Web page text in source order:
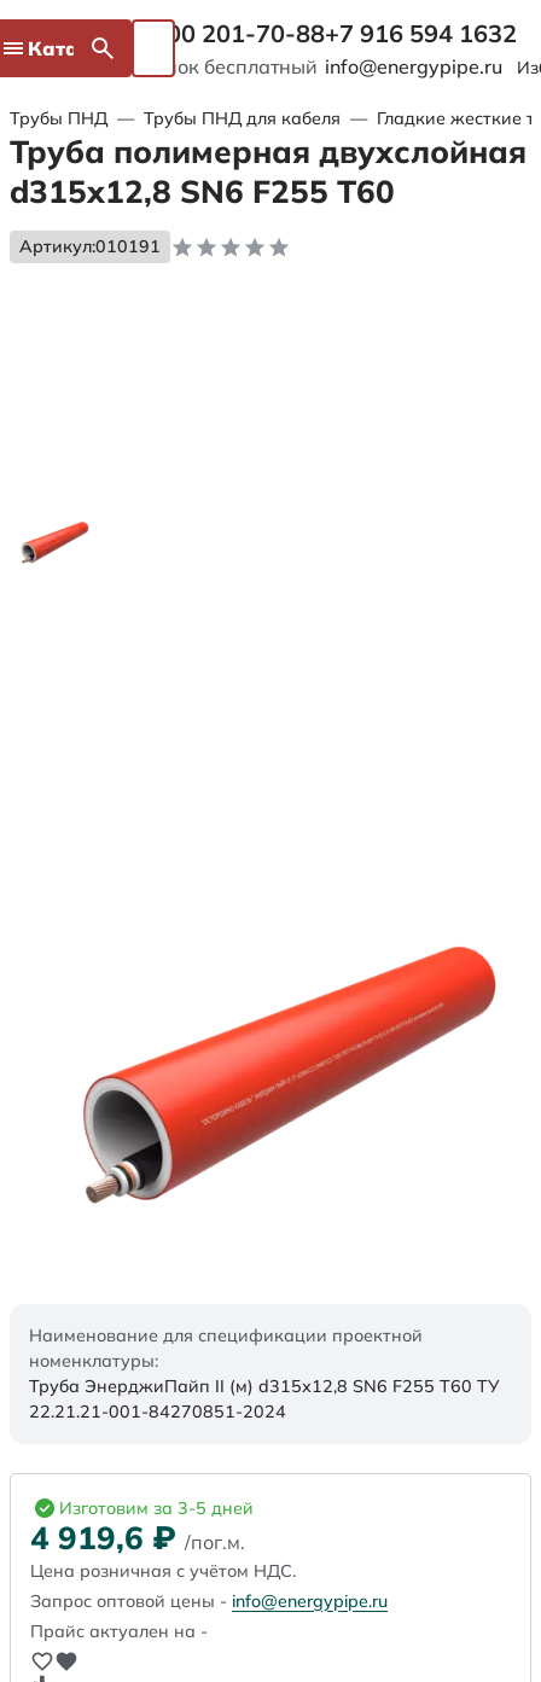
Каталог 8 800 201-70-88
Звонок бесплатный
+7 916 594 1632
info@energypipe.ru
Трубы ПНД — Трубы ПНД для кабеля — Гладкие жесткие
Труба полимерная двухслойная
d315х12,8 SN6 F255 Т60
Артикул:010191
Наименование для спецификации проектной
номенклатуры:
Труба ЭнерджиПайп II (м) d315х12,8 SN6 F255 Т60 ТУ
22.21.21-001-84270851-2024
Изготовим за 3-5 дней
4 919,6 ₽ /пог.м.
Цена розничная с учётом НДС.
Запрос оптовой цены - info@energypipe.ru
Прайс актуален на -